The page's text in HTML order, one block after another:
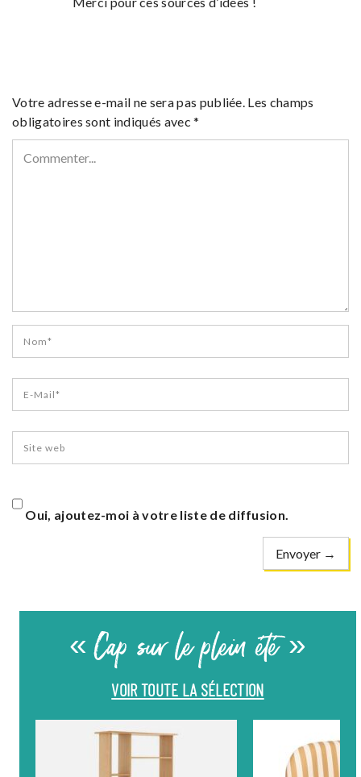
Votre adresse e-mail ne sera pas publiée. Les champs
obligatoires sont indiqués avec*
Oui, ajoutez-moi à votre liste de diffusion.
« Cap sur le plein été »
VOIR TOUTE LA SÉLECTION